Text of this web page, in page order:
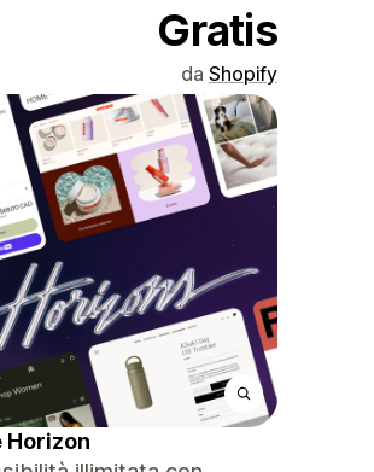
Gratis
da Shopify
Horizon